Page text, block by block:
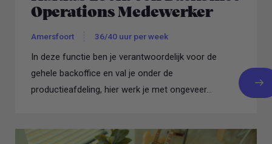
Operations Medewerker
Amersfoort 36/40 uur per week
In deze functie ben je verantwoordelijk voor de
gehele backoffice en val je onder de
productieafdeling, hier werk je met ongeveer...